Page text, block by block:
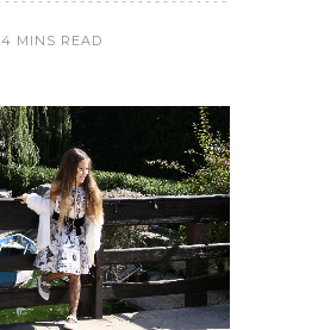
4 MINS READ